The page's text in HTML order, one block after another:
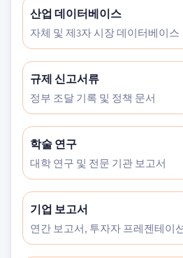
산업 데이터베이스
자체 및 제3자 시장 데이터베이스
규제 신고서류
정부 조달 기록 및 정책 문서
학술 연구
대학 연구 및 전문 기관 보고서
기업 보고서
연간 보고서, 투자자 프레젠테이